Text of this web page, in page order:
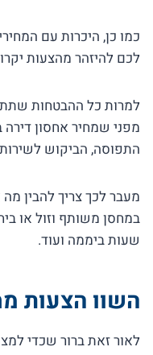
כמו כן, היכרות עם
לכם להיזהר מהצעות
למרות כל ההבטחות
מפני שמחיר אחסון דירה
התפוסה, הביקוש
מעבר לכך צריך להבין
שעות ביממה ועוד.
השוו הצעות
לאור זאת ברור שכדי